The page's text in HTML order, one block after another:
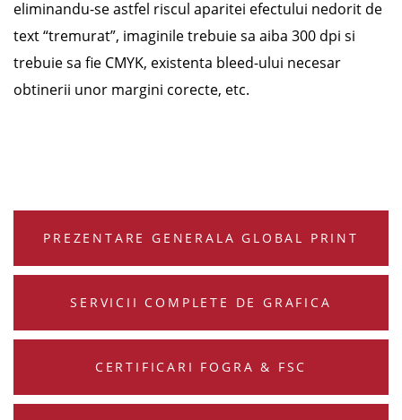
eliminandu-se astfel riscul aparitei efectului nedorit de
text “tremurat”, imaginile trebuie sa aiba 300 dpi si
trebuie sa fie CMYK, existenta bleed-ului necesar
obtinerii unor margini corecte, etc.
PREZENTARE GENERALA GLOBAL PRINT
SERVICII COMPLETE DE GRAFICA
CERTIFICARI FOGRA & FSC